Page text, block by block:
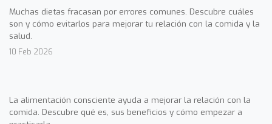
Muchas dietas fracasan por errores comunes. Descubre cuáles
son y cómo evitarlos para mejorar tu relación con la comida y la
salud.
10 Feb 2026
La alimentación consciente ayuda a mejorar la relación con la
comida. Descubre qué es, sus beneficios y cómo empezar a